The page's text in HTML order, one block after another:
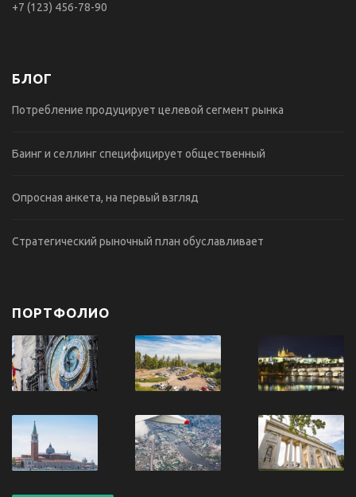
+7 (123) 456-78-90
БЛОГ
Потребление продуцирует целевой сегмент рынка
Баинг и селлинг специфицирует общественный
Опросная анкета, на первый взгляд
Стратегический рыночный план обуславливает
ПОРТФОЛИО